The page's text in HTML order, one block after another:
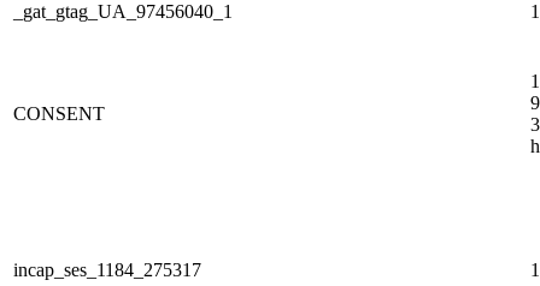
_gat_gtag_UA_97456040_1
CONSENT
incap_ses_1184_275317